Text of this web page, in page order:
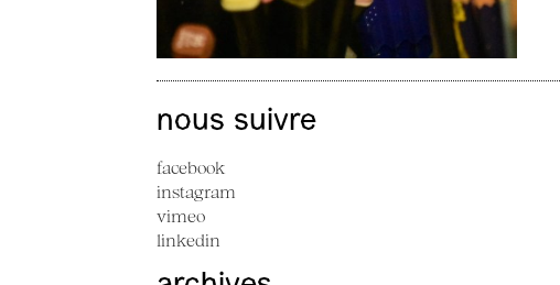
nous suivre
facebook
instagram
vimeo
linkedin